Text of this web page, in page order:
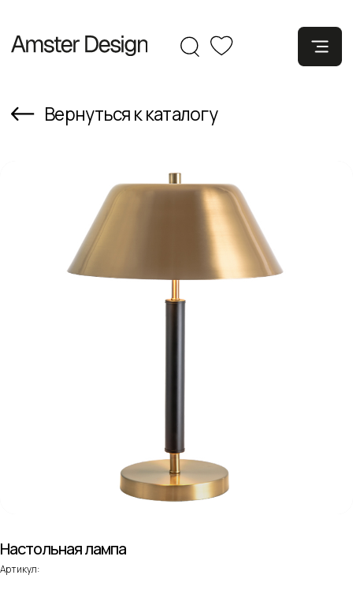
Настольная лампа
Артикул: